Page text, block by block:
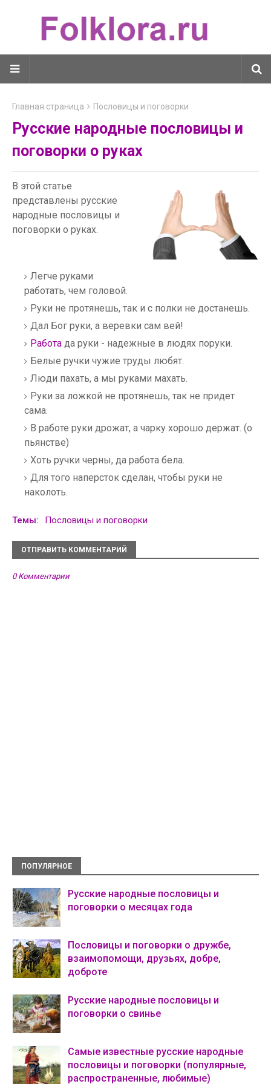
Главная страница Пословицы и поговорки
Русские народные пословицы и
поговорки о руках
В этой статье
представлены русские
народные пословицы и
поговорки о руках.
Легче руками
работать, чем головой.
Руки не протянешь, так и с полки не достанешь.
Дал Бог руки, а веревки сам вей!
Работа да руки - надежные в людях поруки.
Белые ручки чужие труды любят.
Люди пахать, а мы руками махать.
Руки за ложкой не протянешь, так не придет
сама.
В работе руки дрожат, а чарку хорошо держат. (о
пьянстве)
Хоть ручки черны, да работа бела.
Для того наперсток сделан, чтобы руки не
наколоть.
Темы: Пословицы и поговорки
ОТПРАВИТЬ КОММЕНТАРИЙ
0 Комментарии
ПОПУЛЯРНОЕ
Русские народные пословицы и
поговорки о месяцах года
Пословицы и поговорки о дружбе,
взаимопомощи, друзьях, добре,
доброте
Русские народные пословицы и
поговорки о свинье
Самые известные русские народные
пословицы и поговорки (популярные,
распространенные, любимые)